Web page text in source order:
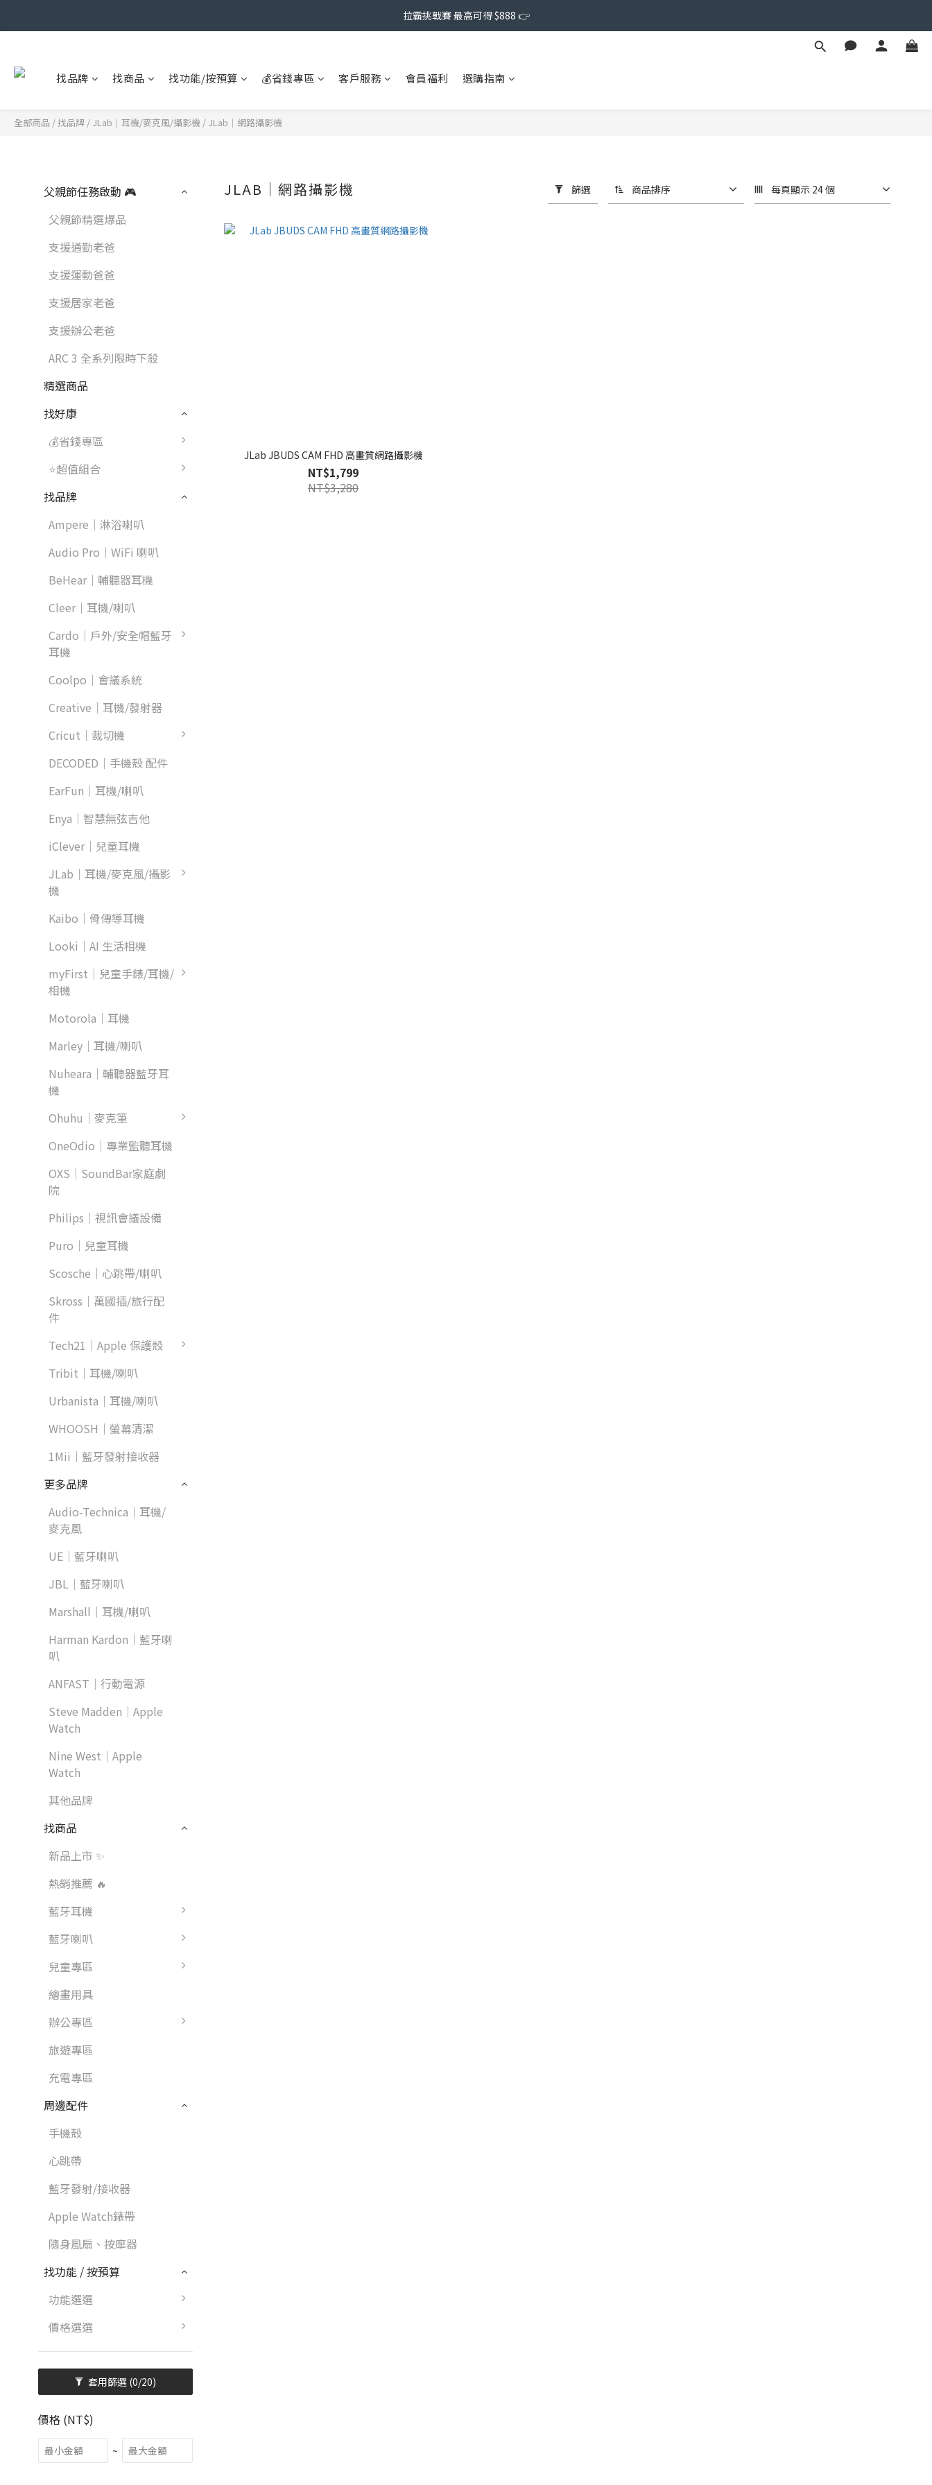
拉霸挑戰賽 最高可得 $888 👉
找品牌 找商品 找功能/按預算 💰省錢專區 客戶服務 會員福利 選購指南
全部商品 /找品牌 / JLab｜耳機/麥克風/攝影機 / JLab｜網路攝影機
父親節任務啟動 🎮
父親節精選爆品
支援通勤老爸
支援運動爸爸
支援居家老爸
支援辦公老爸
ARC 3 全系列限時下殺
精選商品
找好康
💰省錢專區
⭐超值組合
找品牌
Ampere｜淋浴喇叭
Audio Pro｜WiFi 喇叭
BeHear｜輔聽器耳機
Cleer｜耳機/喇叭
Cardo｜戶外/安全帽藍牙
耳機
Coolpo｜會議系統
Creative｜耳機/發射器
Cricut｜裁切機
DECODED｜手機殼 配件
EarFun｜耳機/喇叭
Enya｜智慧無弦吉他
iClever｜兒童耳機
JLab｜耳機/麥克風/攝影
機
Kaibo｜骨傳導耳機
Looki｜AI 生活相機
myFirst｜兒童手錶/耳機/
相機
Motorola｜耳機
Marley｜耳機/喇叭
Nuheara｜輔聽器藍牙耳
機
Ohuhu｜麥克筆
OneOdio｜專業監聽耳機
OXS｜SoundBar家庭劇
院
Philips｜視訊會議設備
Puro｜兒童耳機
Scosche｜心跳帶/喇叭
Skross｜萬國插/旅行配
件
Tech21｜Apple 保護殼
Tribit｜耳機/喇叭
Urbanista｜耳機/喇叭
WHOOSH｜螢幕清潔
1Mii｜藍牙發射接收器
更多品牌
Audio-Technica｜耳機/
麥克風
UE｜藍牙喇叭
JBL｜藍牙喇叭
Marshall｜耳機/喇叭
Harman Kardon｜藍牙喇
叭
ANFAST｜行動電源
Steve Madden｜Apple
Watch
Nine West｜Apple
Watch
其他品牌
找商品
新品上市 ✨
熱銷推薦 🔥
藍牙耳機
藍牙喇叭
兒童專區
繪畫用具
辦公專區
旅遊專區
充電專區
周邊配件
手機殼
心跳帶
藍牙發射/接收器
Apple Watch錶帶
隨身風扇、按摩器
找功能 / 按預算
功能選選
價格選選
套用篩選 (0/20)
價格 (NT$)
~
JLAB｜網路攝影機 篩選 商品排序 每頁顯示 24 個
JLab JBUDS CAM FHD 高畫質網路攝影機
NT$1,799
NT$3,280